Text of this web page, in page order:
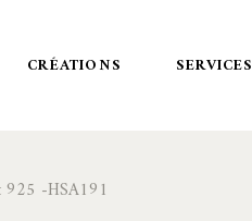
CRÉATIONS
-HSA191